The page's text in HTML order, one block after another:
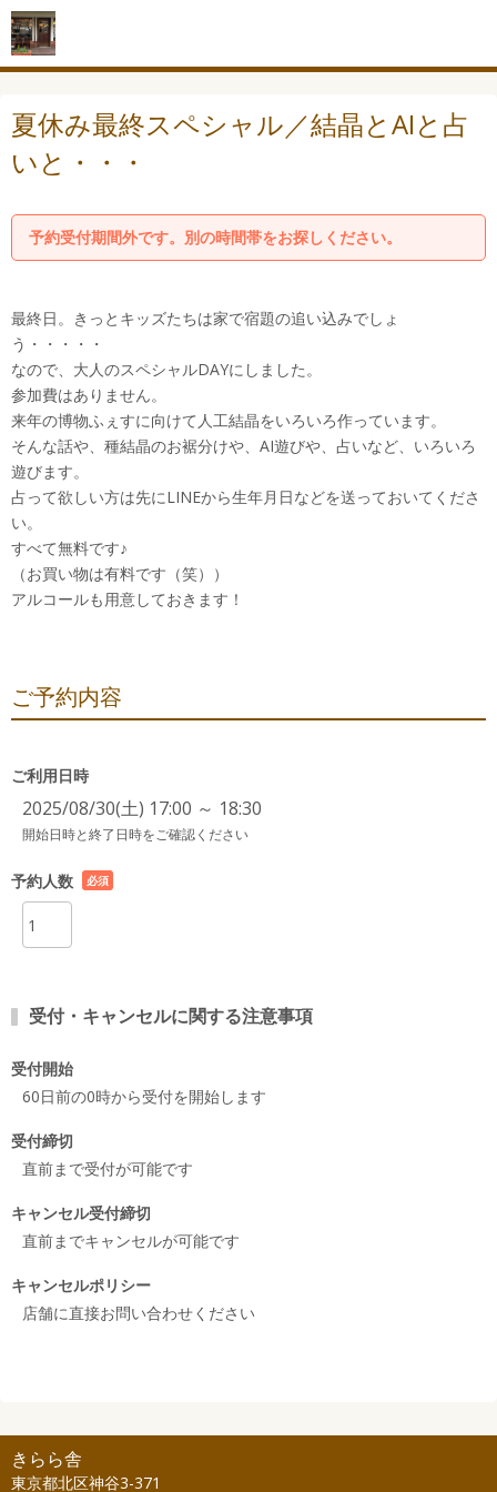
夏休み最終スペシャル／結晶とAIと占
いと・・・
予約受付期間外です。別の時間帯をお探しください。
最終日。きっとキッズたちは家で宿題の追い込みでしょ
う・・・・・
なので、大人のスペシャルDAYにしました。
参加費はありません。
来年の博物ふぇすに向けて人工結晶をいろいろ作っています。
そんな話や、種結晶のお裾分けや、AI遊びや、占いなど、いろいろ
遊びます。
占って欲しい方は先にLINEから生年月日などを送っておいてくださ
い。
すべて無料です♪
（お買い物は有料です（笑））
アルコールも用意しておきます！
ご予約内容
ご利用日時
2025/08/30(土) 17:00 ～ 18:30
開始日時と終了日時をご確認ください
予約人数
必須
受付・キャンセルに関する注意事項
受付開始
60日前の0時から受付を開始します
受付締切
直前まで受付が可能です
キャンセル受付締切
直前までキャンセルが可能です
キャンセルポリシー
店舗に直接お問い合わせください
きらら舎
東京都北区神谷3-371